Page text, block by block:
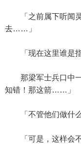
「之前属下听闻灵
去……」
「现在这里谁是指
那梁军士兵口中一
知错！那这箭……」
「不管他们做什么
「可是，这样会不